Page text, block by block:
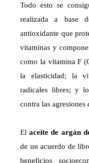
Todo esto se
realizada a base
antioxidante que
vitaminas y
como la vitamina F
la elasticidad; la
radicales libres; y
contra las agresiones
Elaceite de argán
de un acuerdo de
beneficios